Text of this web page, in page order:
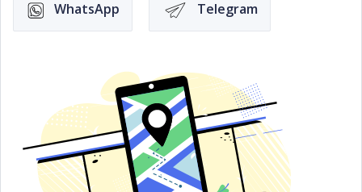
WhatsApp Telegram